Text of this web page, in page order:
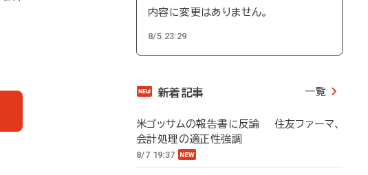
内容に変更はありません。
8/5 23:29
新着記事 一覧
米ゴッサムの報告書に反論 住友ファーマ、
会計処理の適正性強調
8/7 19:37